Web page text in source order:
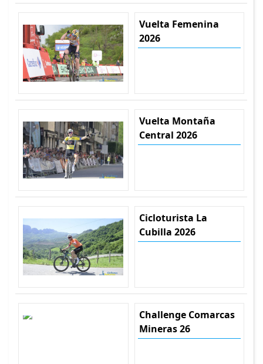
Vuelta Femenina
2026
Vuelta Montaña
Central 2026
Cicloturista La
Cubilla 2026
Challenge Comarcas
Mineras 26